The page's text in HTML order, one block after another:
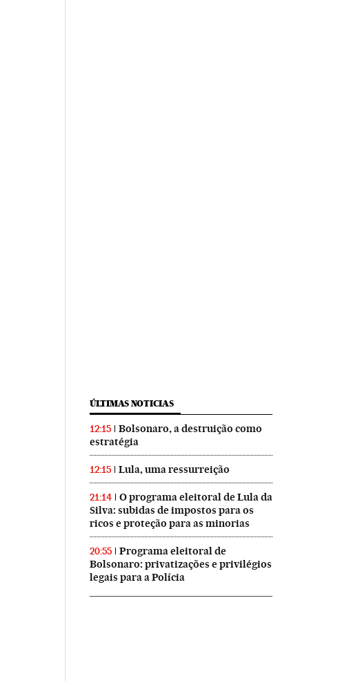
ÚLTIMAS NOTICIAS
12:15
Bolsonaro, a destruição como
estratégia
12:15 Lula, uma ressurreição
21:14
O programa eleitoral de Lula da
Silva: subidas de impostos para os
ricos e proteção para as minorias
20:55
Programa eleitoral de
Bolsonaro: privatizações e privilégios
legais para a Polícia